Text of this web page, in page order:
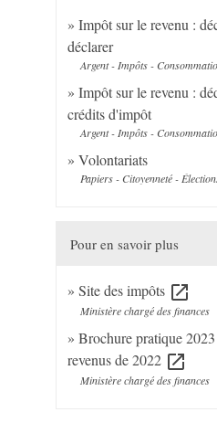
Impôt sur le revenu :
déclarer
Argent - Impôts -
Impôt sur le revenu :
crédits d'impôt
Argent - Impôts -
Volontariats
Papiers - Citoyenneté -
Pour en savoir plus
Site des impôts open_in_new
Ministère chargé des finances
Brochure pratique
revenus de 2022 open_in_new
Ministère chargé des finances